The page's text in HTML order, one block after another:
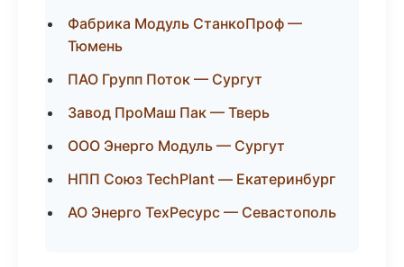
Фабрика Модуль СтанкоПроф —
Тюмень
ПАО Групп Поток — Сургут
Завод ПроМаш Пак — Тверь
ООО Энерго Модуль — Сургут
НПП Союз TechPlant — Екатеринбург
АО Энерго ТехРесурс — Севастополь